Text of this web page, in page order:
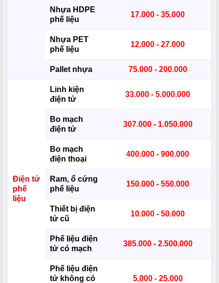
Nhựa HDPE
phế liệu
17.000 - 35.000
Nhựa PET
phế liệu
12.000 - 27.000
Pallet nhựa 75.000 - 200.000
Điện tử
phế
liệu
Linh kiện
điện tử
33.000 - 5.000.000
Bo mạch
điện tử
307.000 - 1.050.000
Bo mạch
điện thoại
400.000 - 900.000
Ram, ổ cứng
phế liệu
150.000 - 550.000
Thiết bị điện
tử cũ
10.000 - 50.000
Phế liệu điện
tử có mạch
385.000 - 2.500.000
Phế liệu điện
tử không có
5.000 - 25.000